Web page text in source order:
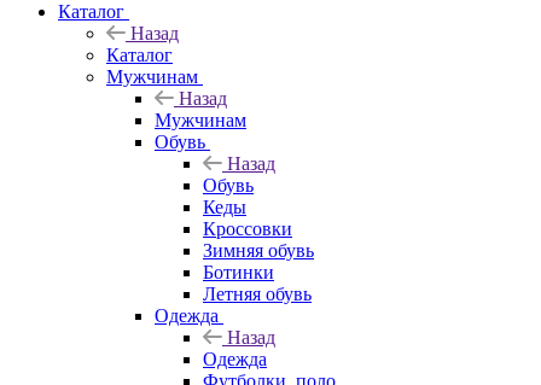
Каталог
Назад
Каталог
Мужчинам
Назад
Мужчинам
Обувь
Назад
Обувь
Кеды
Кроссовки
Зимняя обувь
Ботинки
Летняя обувь
Одежда
Назад
Одежда
Футболки, поло